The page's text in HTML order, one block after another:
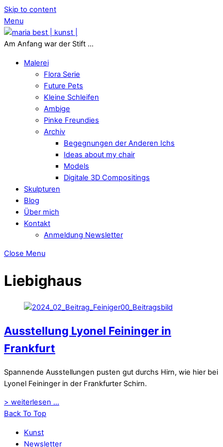
Skip to content
Menu
Am Anfang war der Stift ...
Malerei
Flora Serie
Future Pets
Kleine Schleifen
Ambige
Pinke Freundies
Archiv
Begegnungen der Anderen Ichs
Ideas about my chair
Models
Digitale 3D Compositings
Skulpturen
Blog
Über mich
Kontakt
Anmeldung Newsletter
Close Menu
Liebighaus
Ausstellung Lyonel Feininger in
Frankfurt
Spannende Ausstellungen pusten gut durchs Hirn, wie hier bei
Lyonel Feininger in der Frankfurter Schirn.
> weiterlesen ...
Back To Top
Kunst
Newsletter